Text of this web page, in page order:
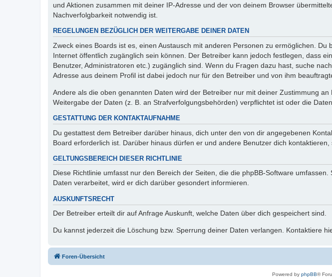
und Aktionen zusammen mit deiner IP-Adresse und der von deinem Browser
Nachverfolgbarkeit notwendig ist.
REGELUNGEN BEZÜGLICH DER WEITERGABE DEINER DATEN
Zweck eines Boards ist es, einen Austausch mit anderen Personen zu ermöglichen.
Internet öffentlich zugänglich sein können. Der Betreiber kann jedoch festlegen, dass
Benutzer, Administratoren etc.) zugänglich sind. Wenn du Fragen dazu hast, suche
Adresse aus deinem Profil ist dabei jedoch nur für den Betreiber und von ihm
Andere als die oben genannten Daten wird der Betreiber nur mit deiner Zustimmung
Weitergabe der Daten (z. B. an Strafverfolgungsbehörden) verpflichtet ist oder die
GESTATTUNG DER KONTAKTAUFNAHME
Du gestattest dem Betreiber darüber hinaus, dich unter den von dir angegebenen
Board erforderlich ist. Darüber hinaus dürfen er und andere Benutzer dich
GELTUNGSBEREICH DIESER RICHTLINIE
Diese Richtlinie umfasst nur den Bereich der Seiten, die die phpBB-Software
Daten verarbeitet, wird er dich darüber gesondert informieren.
AUSKUNFTSRECHT
Der Betreiber erteilt dir auf Anfrage Auskunft, welche Daten über dich gespeichert sind.
Du kannst jederzeit die Löschung bzw. Sperrung deiner Daten verlangen. Kontaktiere
Foren-Übersicht
Powered by phpBB®